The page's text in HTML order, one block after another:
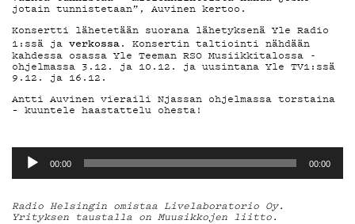
G LIVELAB
YSTÄVÄKLUBI
TIETOSUOJA
jotain tunnistetaan”, Auvinen kertoo.
Konsertti lähetetään suorana lähetyksenä Yle Radio
1:ssä ja verkossa. Konsertin taltiointi nähdään
kahdessa osassa Yle Teeman RSO Musiikkitalossa -
ohjelmassa 3.12. ja 10.12. ja uusintana Yle TV1:ssä
9.12. ja 16.12.
Antti Auvinen vieraili Njassan ohjelmassa torstaina
– kuuntele haastattelu ohesta!
Äänitoistin
00:00 00:00
Radio Helsingin omistaa Livelaboratorio Oy.
Yrityksen taustalla on Muusikkojen liitto.